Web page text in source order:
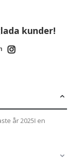
kunder!
år 2025I en